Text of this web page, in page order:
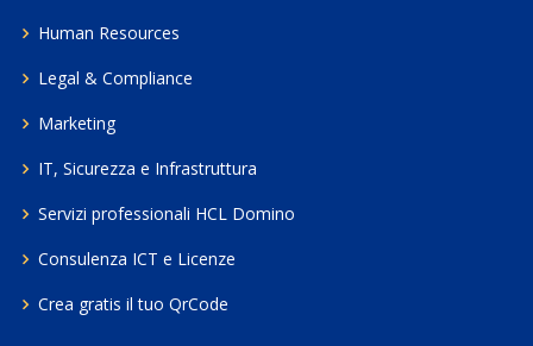
Human Resources
Legal & Compliance
Marketing
IT, Sicurezza e Infrastruttura
Servizi professionali HCL Domino
Consulenza ICT e Licenze
Crea gratis il tuo QrCode